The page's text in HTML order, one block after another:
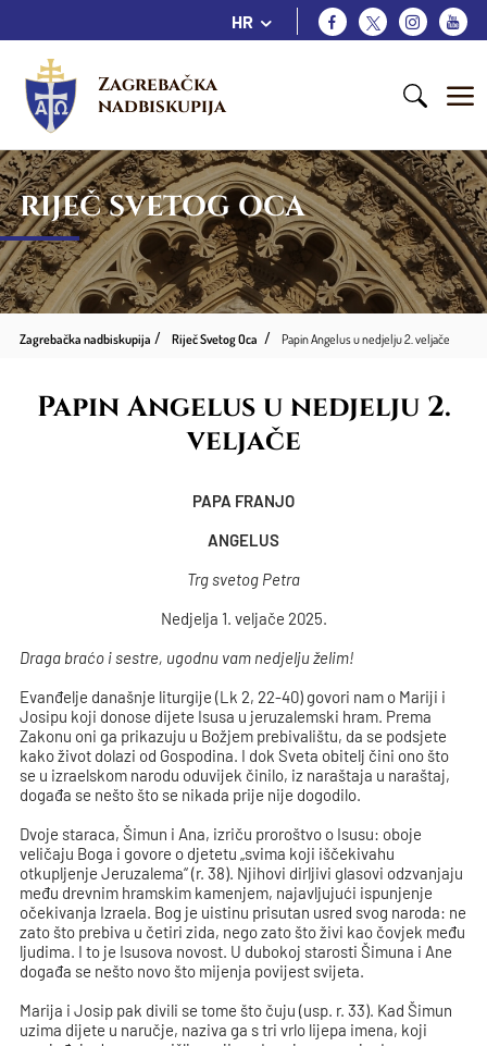
HR
Zagrebačka
nadbiskupija
RIJEČ SVETOG OCA
Zagrebačka nadbiskupija Riječ Svetog Oca Papin Angelus u nedjelju 2. veljače
Papin Angelus u nedjelju 2.
veljače
PAPA FRANJO
ANGELUS
Trg svetog Petra
Nedjelja 1. veljače 2025.
Draga braćo i sestre, ugodnu vam nedjelju želim!
Evanđelje današnje liturgije (Lk 2, 22-40) govori nam o Mariji i
Josipu koji donose dijete Isusa u jeruzalemski hram. Prema
Zakonu oni ga prikazuju u Božjem prebivalištu, da se podsjete
kako život dolazi od Gospodina. I dok Sveta obitelj čini ono što
se u izraelskom narodu oduvijek činilo, iz naraštaja u naraštaj,
događa se nešto što se nikada prije nije dogodilo.
Dvoje staraca, Šimun i Ana, izriču proroštvo o Isusu: oboje
veličaju Boga i govore o djetetu „svima koji iščekivahu
otkupljenje Jeruzalema“ (r. 38). Njihovi dirljivi glasovi odzvanjaju
među drevnim hramskim kamenjem, najavljujući ispunjenje
očekivanja Izraela. Bog je uistinu prisutan usred svog naroda: ne
zato što prebiva u četiri zida, nego zato što živi kao čovjek među
ljudima. I to je Isusova novost. U dubokoj starosti Šimuna i Ane
događa se nešto novo što mijenja povijest svijeta.
Marija i Josip pak divili se tome što čuju (usp. r. 33). Kad Šimun
uzima dijete u naručje, naziva ga s tri vrlo lijepa imena, koji